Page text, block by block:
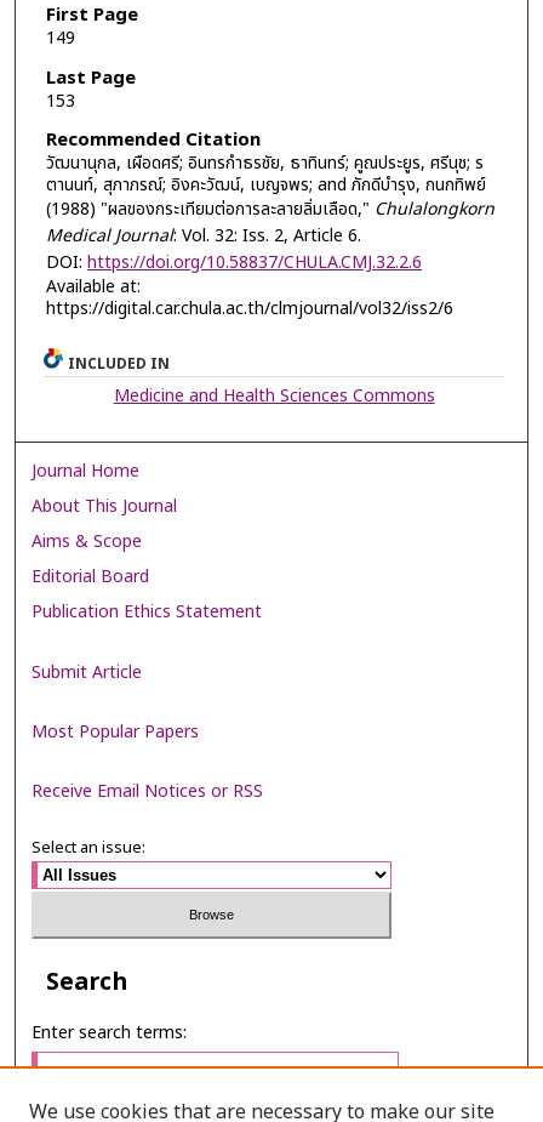
First Page
149
Last Page
153
Recommended Citation
วัฒนานุกล, เผือดศรี; อินทรกำธรชัย, ธาทินทร์; คูณประยูร, ศรีนุช; ร
ตานนท์, สุภาภรณ์; อิงคะวัฒน์, เบญจพร; and ภักดีบำรุง, กนกทิพย์
(1988) "ผลของกระเทียมต่อการละลายลิ่มเลือด," Chulalongkorn
Medical Journal: Vol. 32: Iss. 2, Article 6.
DOI: https://doi.org/10.58837/CHULA.CMJ.32.2.6
Available at:
https://digital.car.chula.ac.th/clmjournal/vol32/iss2/6
INCLUDED IN
Medicine and Health Sciences Commons
Journal Home
About This Journal
Aims & Scope
Editorial Board
Publication Ethics Statement
Submit Article
Most Popular Papers
Receive Email Notices or RSS
Select an issue:
Search
Enter search terms:
We use cookies that are necessary to make our site